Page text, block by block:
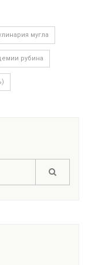
мугла
рубина